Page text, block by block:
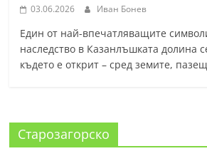
03.06.2026 Иван Бонев
Един от най-впечатляващите
наследство в Казанлъшката долина
където е открит – сред земите,
Старозагорско